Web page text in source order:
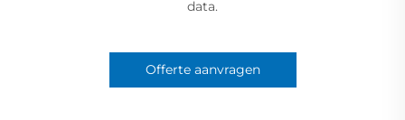
data.
Offerte aanvragen